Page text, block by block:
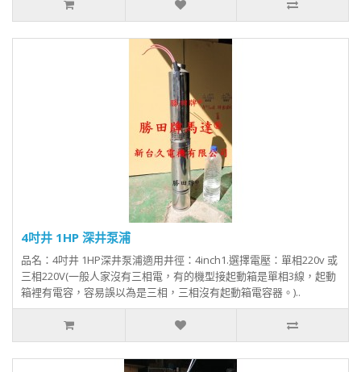
4吋井 1HP 深井泵浦
品名：4吋井 1HP深井泵浦適用井徑：4inch1.選擇電壓：單相220v 或
三相220V(一般人家沒有三相電，有的機型接起動箱是單相3線，起動
箱裡有電容，容易誤以為是三相，三相沒有起動箱電容器。)..